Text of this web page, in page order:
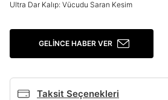
Ultra Dar Kalıp: Vücudu Saran Kesim
GELINCE HABER VER
Taksit Seçenekleri
Giriş Yap